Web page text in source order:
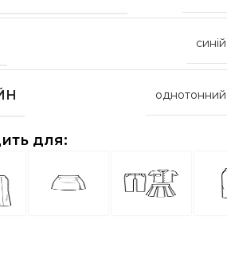
синій
однотонний
для: